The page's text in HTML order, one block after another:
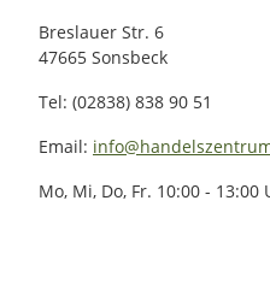
Breslauer Str. 6
47665 Sonsbeck
Tel: (02838) 838 90 51
Email:
Mo, Mi, Do, Fr. 10:00 -